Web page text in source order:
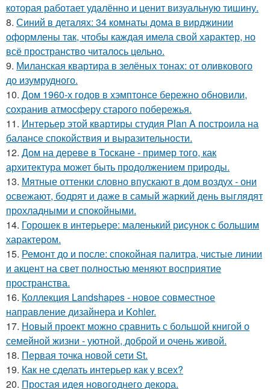
которая работает удалённо и ценит визуальную тишину.
8. Синий в деталях: 34 комнаты дома в вирджинии
оформлены так, чтобы каждая имела свой характер, но
всё пространство читалось цельно.
9. Миланская квартира в зелёных тонах: от оливкового
до изумрудного.
10. Дом 1960-х годов в хэмптонсе бережно обновили,
сохранив атмосферу старого побережья.
11. Интерьер этой квартиры студия Plan A построила на
балансе спокойствия и выразительности.
12. Дом на дереве в Тоскане - пример того, как
архитектура может быть продолжением природы.
13. Мятные оттенки словно впускают в дом воздух - они
освежают, бодрят и даже в самый жаркий день выглядят
прохладными и спокойными.
14. Горошек в интерьере: маленький рисунок с большим
характером.
15. Ремонт до и после: спокойная палитра, чистые линии
и акцент на свет полностью меняют восприятие
пространства.
16. Коллекция Landshapes - новое совместное
направление дизайнера и Kohler.
17. Новый проект можно сравнить с большой книгой о
семейной жизни - уютной, доброй и очень живой.
18. Первая точка новой сети St.
19. Как не сделать интерьер как у всех?
20. Простая идея новогоднего декора.